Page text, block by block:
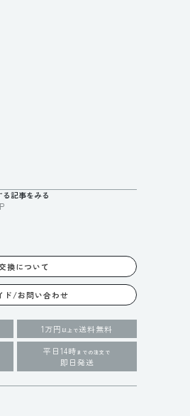
記事をみる
換について
ド/お問い合わせ
1万円 以上で送料無料
平日14時 までの注文で
即日発送